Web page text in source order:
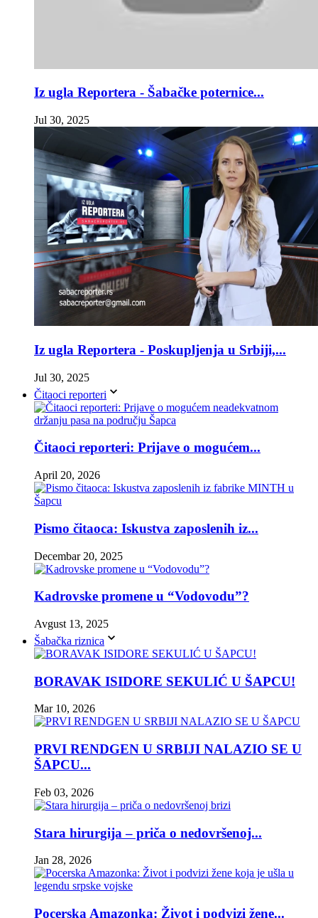
Iz ugla Reportera - Šabačke poternice...
Jul 30, 2025
Iz ugla Reportera - Poskupljenja u Srbiji,...
Jul 30, 2025
Čitaoci reporteri
Čitaoci reporteri: Prijave o mogućem...
April 20, 2026
Pismo čitaoca: Iskustva zaposlenih iz...
Decembar 20, 2025
Kadrovske promene u “Vodovodu”?
Avgust 13, 2025
Šabačka riznica
BORAVAK ISIDORE SEKULIĆ U ŠAPCU!
Mar 10, 2026
PRVI RENDGEN U SRBIJI NALAZIO SE U
ŠAPCU...
Feb 03, 2026
Stara hirurgija – priča o nedovršenoj...
Jan 28, 2026
Pocerska Amazonka: Život i podvizi žene...